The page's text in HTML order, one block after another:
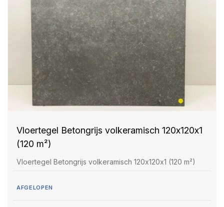
Vloertegel Betongrijs volkeramisch 120x120x1
(120 m²)
Vloertegel Betongrijs volkeramisch 120x120x1 (120 m²)
AFGELOPEN